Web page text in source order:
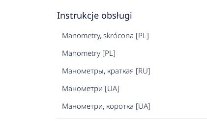
Instrukcje obsługi
Manometry, skrócona [PL]
Manometry [PL]
Манометры, краткая [RU]
Манометри [UA]
Манометри, коротка [UA]